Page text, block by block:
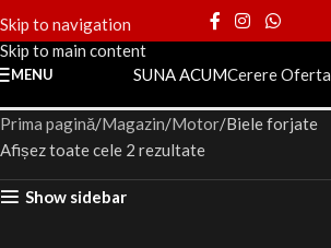
Skip to navigation
Skip to main content
MENU SUNA ACUMCerere Oferta
Prima pagină Magazin Motor Biele forjate
Afișez toate cele 2 rezultate
Show sidebar